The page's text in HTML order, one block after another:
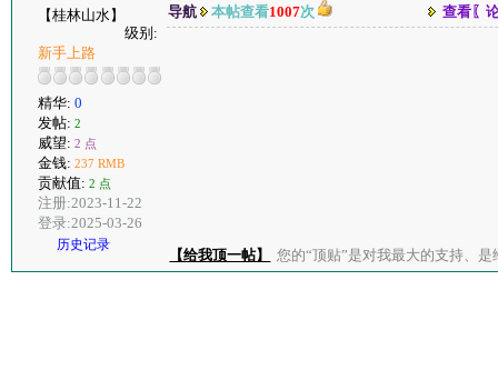
【桂林山水】
级别:
新手上路
精华: 0
发帖: 2
威望: 2 点
金钱: 237 RMB
贡献值: 2 点
注册:2023-11-22
登录:2025-03-26
历史记录
导航 本帖查看1007次 查看〖
【给我顶一帖】 您的“顶贴”是对我最大的支持、